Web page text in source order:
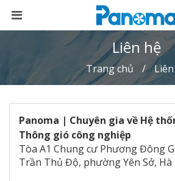
Liên hệ
Trang chủ
Panoma | Chuyên gia về Hệ
Thông gió công nghiệp
Tòa A1 Chung cư Phương Đông
Trần Thủ Độ, phường Yên Sở, Hà